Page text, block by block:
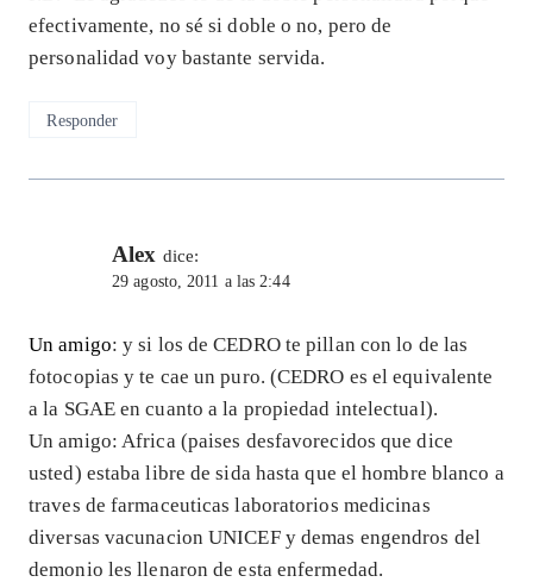
efectivamente, no sé si doble o no, pero de
personalidad voy bastante servida.
Responder
Alex dice:
29 agosto, 2011 a las 2:44
Un amigo: y si los de CEDRO te pillan con lo de las
fotocopias y te cae un puro. (CEDRO es el equivalente
a la SGAE en cuanto a la propiedad intelectual).
Un amigo: Africa (paises desfavorecidos que dice
usted) estaba libre de sida hasta que el hombre blanco a
traves de farmaceuticas laboratorios medicinas
diversas vacunacion UNICEF y demas engendros del
demonio les llenaron de esta enfermedad.